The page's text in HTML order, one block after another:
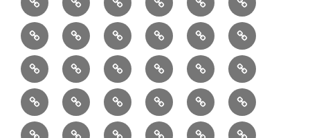
エ
リ
ー
れ
Ｂ
教
室
読
書
食・
健
康
リ
フ
ォ
ー
ム
コ
ー
デ
で
販
売
中
の
ハ
ン
入
園
バ
ッ
グ
セ
ッ
②
半
月
型
③
巾
着
袋
（縦
長）
④
巾
着
袋
（小）
⑤
巾
着
シ
ョ
ル
⑥
小
動
物
用
小
⑦
リ
ュ
ッ
ク
⑧
メ
ッ
セ
ン
⑨
ミ
シ
ン
カ
⑩
マ
チ
無
し
⑪
マ
ス
ク
⑫
ポ
ー
チ
⑬
ボ
デ
ィ
ー
⑭
ボ
ッ
⑮
ボ
ス
⑯
ヘ
ル
⑰
ピ
ン
⑱
ビ
ジ
⑲
バ
ニ
⑳
お
お
デ
デ
ブ